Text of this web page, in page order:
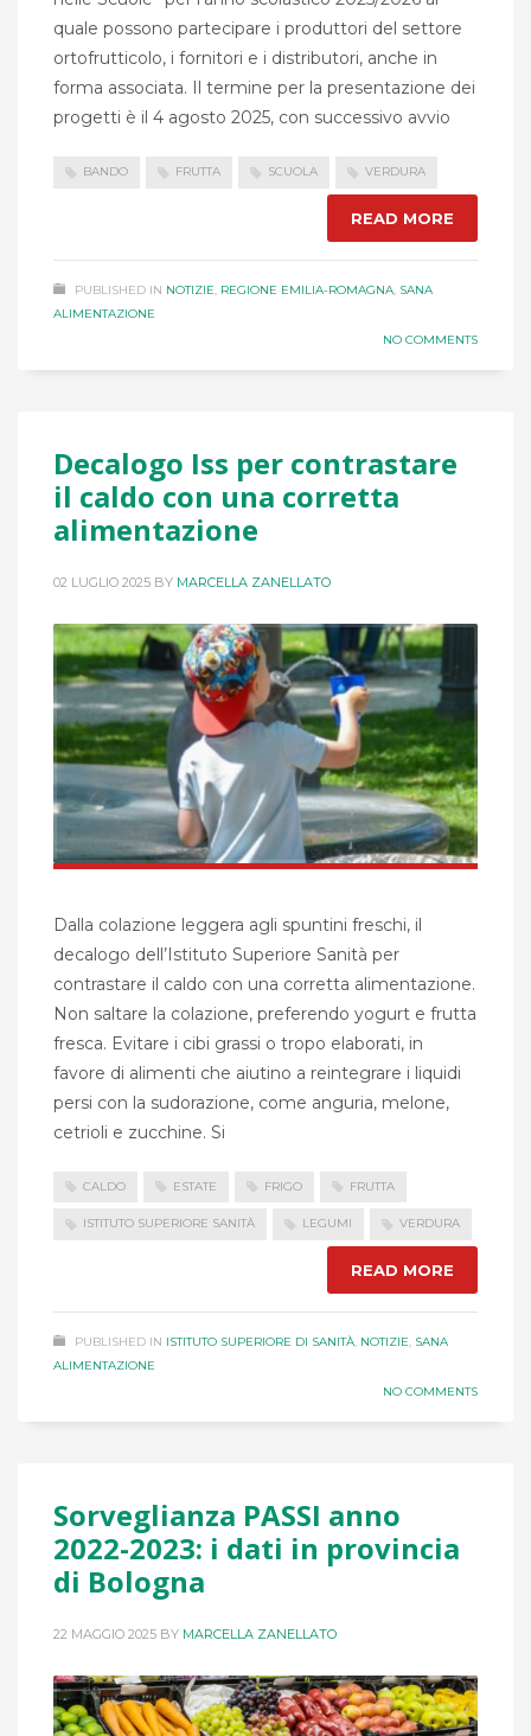
quale possono partecipare i produttori del settore
ortofrutticolo, i fornitori e i distributori, anche in
forma associata. Il termine per la presentazione dei
progetti è il 4 agosto 2025, con successivo avvio
BANDO FRUTTA SCUOLA VERDURA
READ MORE
PUBLISHED IN NOTIZIE, REGIONE EMILIA-ROMAGNA, SANA
ALIMENTAZIONE
NO COMMENTS
Decalogo Iss per contrastare
il caldo con una corretta
alimentazione
02 LUGLIO 2025 BY MARCELLA ZANELLATO
Dalla colazione leggera agli spuntini freschi, il
decalogo dell’Istituto Superiore Sanità per
contrastare il caldo con una corretta alimentazione.
Non saltare la colazione, preferendo yogurt e frutta
fresca. Evitare i cibi grassi o tropo elaborati, in
favore di alimenti che aiutino a reintegrare i liquidi
persi con la sudorazione, come anguria, melone,
cetrioli e zucchine. Si
CALDO ESTATE FRIGO FRUTTA
ISTITUTO SUPERIORE SANITÀ LEGUMI VERDURA
READ MORE
PUBLISHED IN ISTITUTO SUPERIORE DI SANITÀ, NOTIZIE, SANA
ALIMENTAZIONE
NO COMMENTS
Sorveglianza PASSI anno
2022-2023: i dati in provincia
di Bologna
22 MAGGIO 2025 BY MARCELLA ZANELLATO